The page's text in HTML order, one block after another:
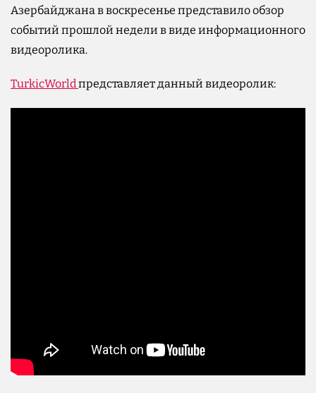
Азербайджана в воскресенье представило обзор
событий прошлой недели в виде информационного
видеоролика.
TurkicWorldпредставляет данный видеоролик: